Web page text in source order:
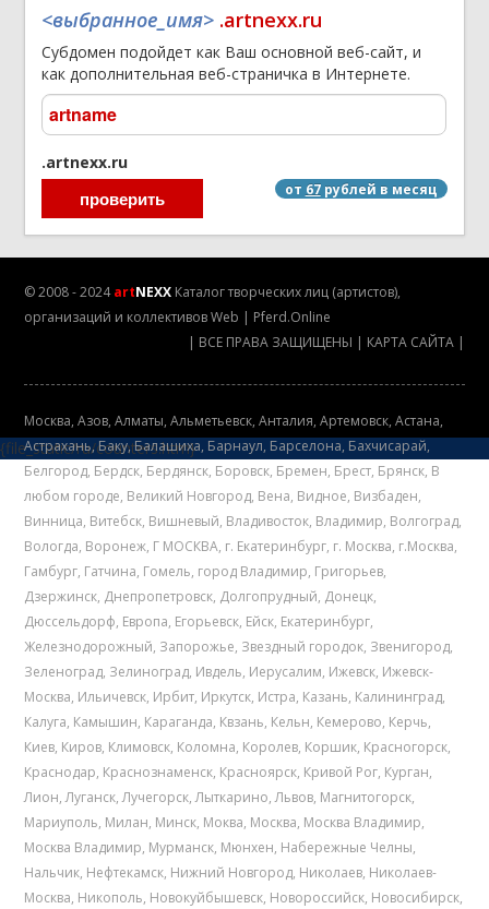
<выбранное_имя> .artnexx.ru
Субдомен подойдет как Ваш основной веб-сайт, и
как дополнительная веб-страничка в Интернете.
.artnexx.ru
от 67рублей в месяц
© 2008 - 2024artNEXX Каталог творческих лиц (артистов),
организаций и коллективовWeb | Pferd.Online
| ВСЕ ПРАВА ЗАЩИЩЕНЫ | КАРТА САЙТА|
Mосква,Азов,Алматы,Альметьевск,Анталия,Артемовск,Астана,
Астрахань,Баку,Балашиха, Барнаул, Барселона, Бахчисарай,
Белгород, Бердск, Бердянск, Боровск, Бремен, Брест, Брянск, В
любом городе, Великий Новгород, Вена, Видное, Визбаден,
Винница, Витебск, Вишневый, Владивосток, Владимир, Волгоград,
Вологда, Воронеж, Г МОСКВА, г. Екатеринбург, г. Москва, г.Москва,
Гамбург, Гатчина, Гомель, город Владимир, Григорьев,
Дзержинск, Днепропетровск, Долгопрудный, Донецк,
Дюссельдорф, Европа, Егорьевск, Ейск, Екатеринбург,
Железнодорожный, Запорожье, Звездный городок, Звенигород,
Зеленоград, Зелиноград, Ивдель, Иерусалим, Ижевск, Ижевск-
Москва, Ильичевск, Ирбит, Иркутск, Истра, Казань, Калининград,
Калуга, Камышин, Караганда, Квзань, Кельн, Кемерово, Керчь,
Киев, Киров, Климовск, Коломна, Королев, Коршик, Красногорск,
Краснодар, Краснознаменск, Красноярск, Кривой Рог, Курган,
Лион,Луганск,Лучегорск,Лыткарино,Львов, Магнитогорск,
Мариуполь, Милан, Минск, Моква, Москва, Москва Владимир,
Москва Владимир, Мурманск, Мюнхен, Набережные Челны,
Нальчик, Нефтекамск, Нижний Новгород, Николаев, Николаев-
Москва, Никополь, Новокуйбышевск, Новороссийск, Новосибирск,
{file_static/ru/counters.htm}